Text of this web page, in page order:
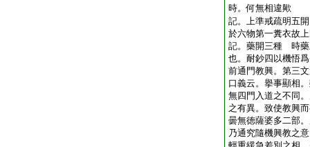
時。何無相違歟
記。上準戒疏明五
於六物第一糞衣故
記。藥開三種 時藥
也。耐鈔四以機悟
前通門教興。第三
口義云。擧事顯相
無四門入道之不同
之有異。致使教興
曇無徳薩婆多二部
乃通究隨機興教之